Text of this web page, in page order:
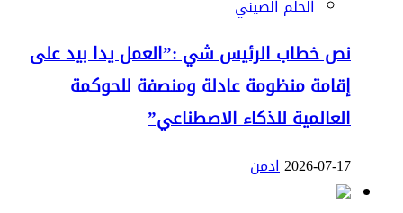
الحلم الصيني
نص خطاب الرئيس شي :”العمل يدا بيد على
إقامة منظومة عادلة ومنصفة للحوكمة
العالمية للذكاء الاصطناعي”
2026-07-17ادمن